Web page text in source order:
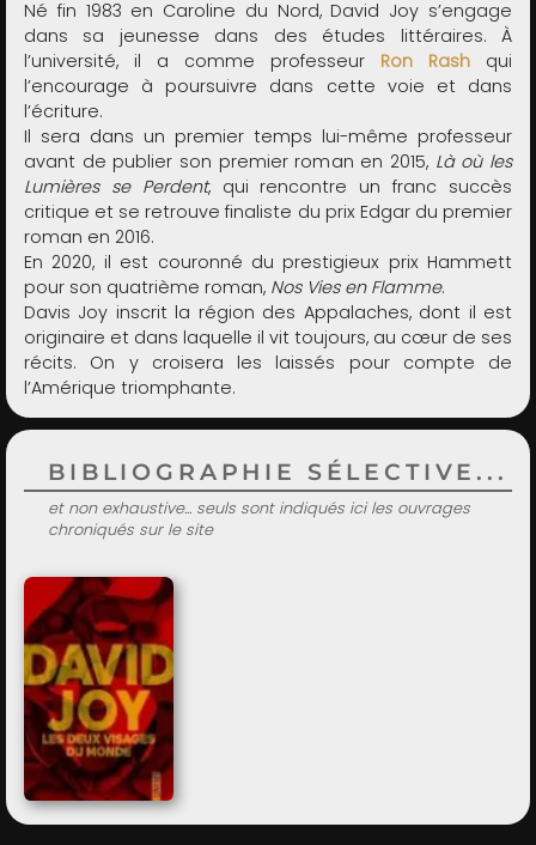
Né fin 1983 en Caroline du Nord, David Joy s’engage
dans sa jeunesse dans des études littéraires. À
l’université, il a comme professeur Ron Rash qui
l’encourage à poursuivre dans cette voie et dans
l’écriture.
Il sera dans un premier temps lui-même professeur
avant de publier son premier roman en 2015, Là où les
Lumières se Perdent, qui rencontre un franc succès
critique et se retrouve finaliste du prix Edgar du premier
roman en 2016.
En 2020, il est couronné du prestigieux prix Hammett
pour son quatrième roman, Nos Vies en Flamme.
Davis Joy inscrit la région des Appalaches, dont il est
originaire et dans laquelle il vit toujours, au cœur de ses
récits. On y croisera les laissés pour compte de
l’Amérique triomphante.
BIBLIOGRAPHIE SÉLECTIVE...
et non exhaustive... seuls sont indiqués ici les ouvrages
chroniqués sur le site